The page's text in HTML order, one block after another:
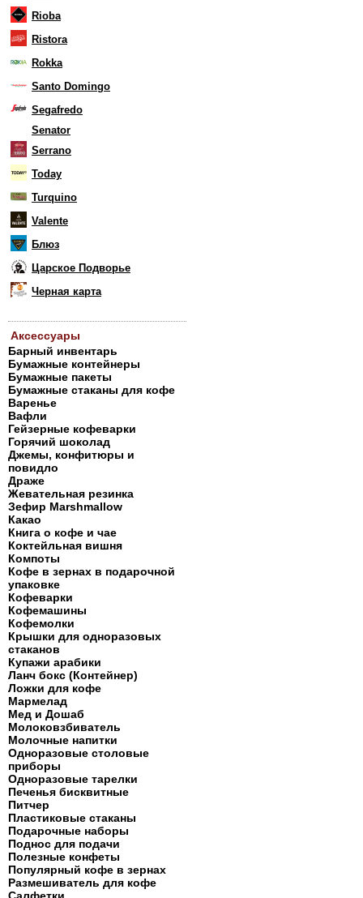
Rioba
Ristora
Rokka
Santo Domingo
Segafredo
Senator
Serrano
Today
Turquino
Valente
Блюз
Царское Подворье
Черная карта
Аксессуары
Барный инвентарь
Бумажные контейнеры
Бумажные пакеты
Бумажные стаканы для кофе
Варенье
Вафли
Гейзерные кофеварки
Горячий шоколад
Джемы, конфитюры и
повидло
Драже
Жевательная резинка
Зефир Marshmallow
Какао
Книга о кофе и чае
Коктейльная вишня
Компоты
Кофе в зернах в подарочной
упаковке
Кофеварки
Кофемашины
Кофемолки
Крышки для одноразовых
стаканов
Купажи арабики
Ланч бокс (Контейнер)
Ложки для кофе
Мармелад
Мед и Дошаб
Молоковзбиватель
Молочные напитки
Одноразовые столовые
приборы
Одноразовые тарелки
Печенья бисквитные
Питчер
Пластиковые стаканы
Подарочные наборы
Поднос для подачи
Полезные конфеты
Популярный кофе в зернах
Размешиватель для кофе